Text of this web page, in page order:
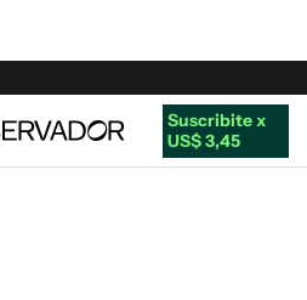
Suscribite x
US$ 3,45